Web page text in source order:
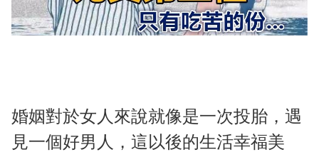
婚姻對於女人來說就像是一次投胎，遇
見一個好男人，這以後的生活幸福美